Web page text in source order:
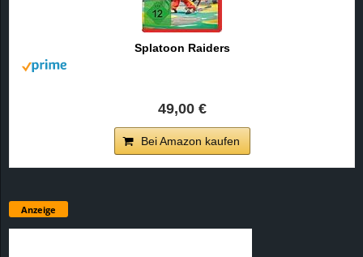
Splatoon Raiders
49,00 €
Bei Amazon kaufen
Anzeige